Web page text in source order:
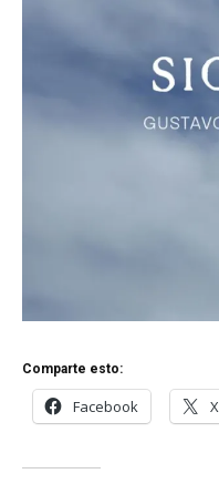
Comparte esto:
Facebook X